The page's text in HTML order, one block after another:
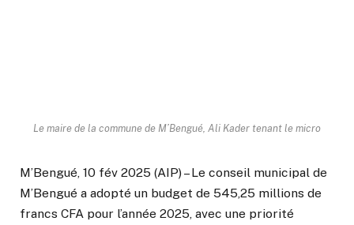
Le maire de la commune de M’Bengué, Ali Kader tenant le micro
M’Bengué, 10 fév 2025 (AIP) – Le conseil municipal de
M’Bengué a adopté un budget de 545,25 millions de
francs CFA pour l’année 2025, avec une priorité